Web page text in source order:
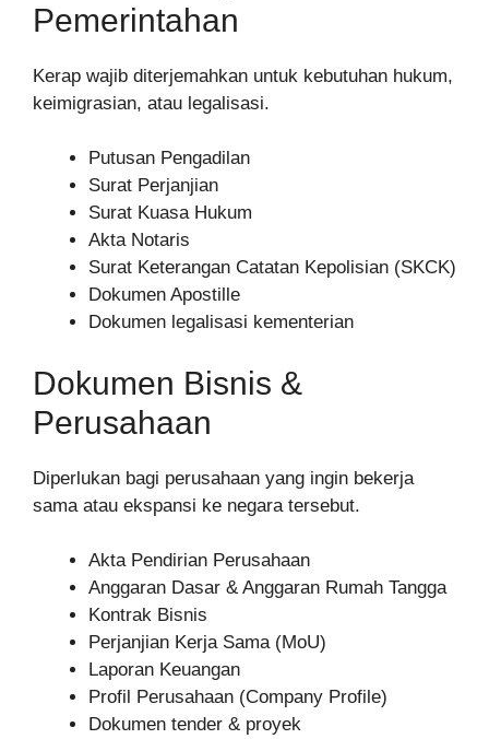
Pemerintahan
Kerap wajib diterjemahkan untuk kebutuhan hukum,
keimigrasian, atau legalisasi.
Putusan Pengadilan
Surat Perjanjian
Surat Kuasa Hukum
Akta Notaris
Surat Keterangan Catatan Kepolisian (SKCK)
Dokumen Apostille
Dokumen legalisasi kementerian
Dokumen Bisnis &
Perusahaan
Diperlukan bagi perusahaan yang ingin bekerja
sama atau ekspansi ke negara tersebut.
Akta Pendirian Perusahaan
Anggaran Dasar & Anggaran Rumah Tangga
Kontrak Bisnis
Perjanjian Kerja Sama (MoU)
Laporan Keuangan
Profil Perusahaan (Company Profile)
Dokumen tender & proyek